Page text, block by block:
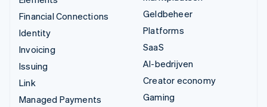
Financial Connections
Identity
Invoicing
Issuing
Link
Managed Payments
Geldbeheer
Platforms
SaaS
AI-bedrijven
Creator economy
Gaming